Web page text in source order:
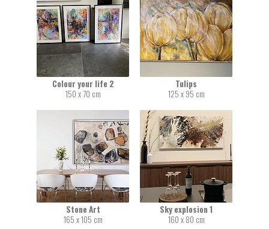
Colour your life 2
150 x 70 cm
Tulips
125 x 95 cm
Stone Art
165 x 105 cm
Sky explosion 1
160 x 80 cm